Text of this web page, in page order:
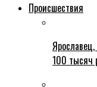
Происшествия
100 тысяч